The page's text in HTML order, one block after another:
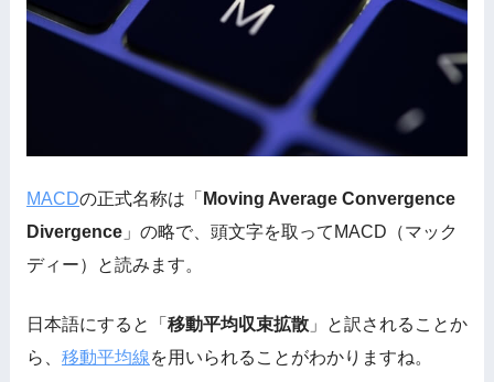
MACDの正式名称は「 Moving Average Convergence
Divergence」の略で、頭文字を取ってMACD（マック
ディー）と読みます。
日本語にすると「 移動平均収束拡散」と訳されることか
ら、 移動平均線を用いられることがわかりますね。